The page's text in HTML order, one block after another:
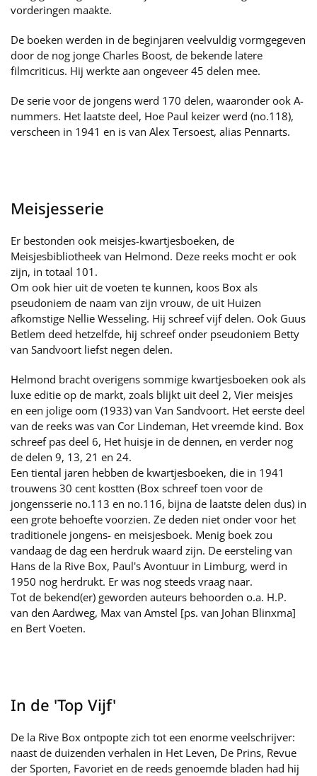
vorderingen maakte.
De boeken werden in de beginjaren veelvuldig vormgegeven
door de nog jonge Charles Boost, de bekende latere
filmcriticus. Hij werkte aan ongeveer 45 delen mee.
De serie voor de jongens werd 170 delen, waaronder ook A-
nummers. Het laatste deel, Hoe Paul keizer werd (no.118),
verscheen in 1941 en is van Alex Tersoest, alias Pennarts.
Meisjesserie
Er bestonden ook meisjes-kwartjesboeken, de
Meisjesbibliotheek van Helmond. Deze reeks mocht er ook
zijn, in totaal 101.
Om ook hier uit de voeten te kunnen, koos Box als
pseudoniem de naam van zijn vrouw, de uit Huizen
afkomstige Nellie Wesseling. Hij schreef vijf delen. Ook Guus
Betlem deed hetzelfde, hij schreef onder pseudoniem Betty
van Sandvoort liefst negen delen.
Helmond bracht overigens sommige kwartjesboeken ook als
luxe editie op de markt, zoals blijkt uit deel 2, Vier meisjes
en een jolige oom (1933) van Van Sandvoort. Het eerste deel
van de reeks was van Cor Lindeman, Het vreemde kind. Box
schreef pas deel 6, Het huisje in de dennen, en verder nog
de delen 9, 13, 21 en 24.
Een tiental jaren hebben de kwartjesboeken, die in 1941
trouwens 30 cent kostten (Box schreef toen voor de
jongensserie no.113 en no.116, bijna de laatste delen dus) in
een grote behoefte voorzien. Ze deden niet onder voor het
traditionele jongens- en meisjesboek. Menig boek zou
vandaag de dag een herdruk waard zijn. De eersteling van
Hans de la Rive Box, Paul's Avontuur in Limburg, werd in
1950 nog herdrukt. Er was nog steeds vraag naar.
Tot de bekend(er) geworden auteurs behoorden o.a. H.P.
van den Aardweg, Max van Amstel [ps. van Johan Blinxma]
en Bert Voeten.
In de 'Top Vijf'
De la Rive Box ontpopte zich tot een enorme veelschrijver:
naast de duizenden verhalen in Het Leven, De Prins, Revue
der Sporten, Favoriet en de reeds genoemde bladen had hij